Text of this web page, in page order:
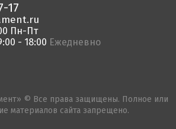
17
Пн-Пт
- 18:00 Ежедневно
© Все права защищены. Полное или
материалов сайта запрещено.